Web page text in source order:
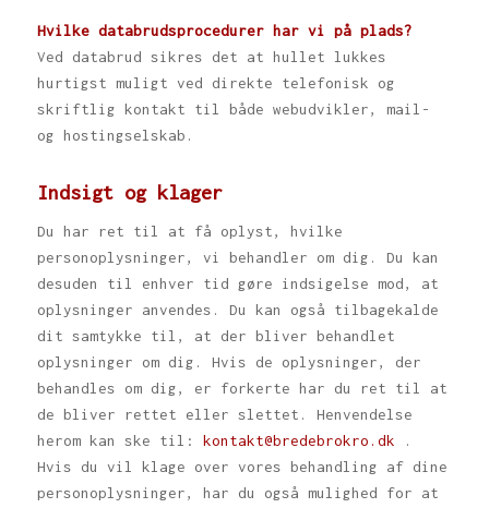
Hvilke databrudsprocedurer har vi på plads?
Ved databrud sikres det at hullet lukkes
hurtigst muligt ved direkte telefonisk og
skriftlig kontakt til både webudvikler, mail-
og hostingselskab.
Indsigt og klager
Du har ret til at få oplyst, hvilke
personoplysninger, vi behandler om dig. Du kan
desuden til enhver tid gøre indsigelse mod, at
oplysninger anvendes. Du kan også tilbagekalde
dit samtykke til, at der bliver behandlet
oplysninger om dig. Hvis de oplysninger, der
behandles om dig, er forkerte har du ret til at
de bliver rettet eller slettet. Henvendelse
herom kan ske til: kontakt@bredebrokro.dk .
Hvis du vil klage over vores behandling af dine
personoplysninger, har du også mulighed for at